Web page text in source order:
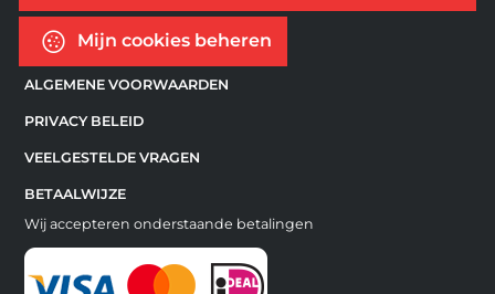
Mijn cookies beheren
ALGEMENE VOORWAARDEN
PRIVACY BELEID
VEELGESTELDE VRAGEN
BETAALWIJZE
Wij accepteren onderstaande betalingen